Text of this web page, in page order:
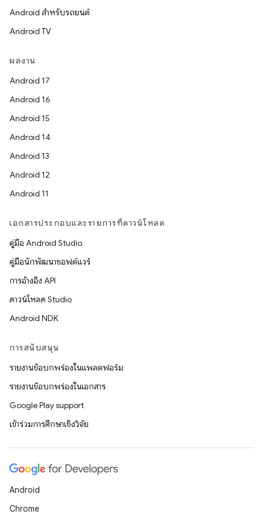
Android สำหรับรถยนต์
Android TV
ผลงาน
Android 17
Android 16
Android 15
Android 14
Android 13
Android 12
Android 11
เอกสารประกอบและรายการที่ดาวน์โหลด
คู่มือ Android Studio
คู่มือนักพัฒนาซอฟต์แวร์
การอ้างอิง API
ดาวน์โหลด Studio
Android NDK
การสนับสนุน
รายงานข้อบกพร่องในแพลตฟอร์ม
รายงานข้อบกพร่องในเอกสาร
Google Play support
เข้าร่วมการศึกษาเชิงวิจัย
Android
Chrome